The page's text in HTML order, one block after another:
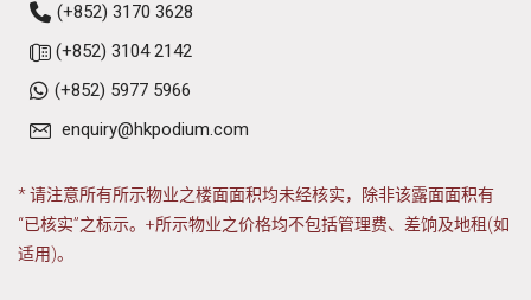
(+852) 3170 3628
(+852) 3104 2142
(+852) 5977 5966
enquiry@hkpodium.com
* 请注意所有所示物业之楼面面积均未经核实，除非该露面面积有
“已核实”之标示。+所示物业之价格均不包括管理费、差饷及地租(如
适用)。